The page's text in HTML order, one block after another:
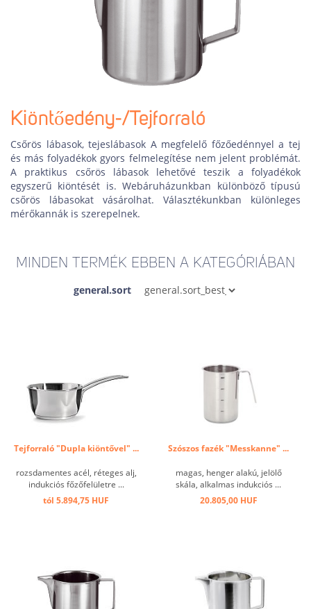
Kiöntőedény-/Tejforraló
Csőrös lábasok, tejeslábasok A megfelelő főzőedénnyel a tej
és más folyadékok gyors felmelegítése nem jelent problémát.
A praktikus csőrös lábasok lehetővé teszik a folyadékok
egyszerű kiöntését is. Webáruházunkban különböző típusú
csőrös lábasokat vásárolhat. Választékunkban különleges
mérőkannák is szerepelnek.
MINDEN TERMÉK EBBEN A KATEGÓRIÁBAN
general.sort
Tejforraló "Dupla kiöntővel" ...
rozsdamentes acél, réteges alj,
indukciós főzőfelületre ...
tól 5.894,75 HUF
Szószos fazék "Messkanne" ...
magas, henger alakú, jelölő
skála, alkalmas indukciós ...
20.805,00 HUF